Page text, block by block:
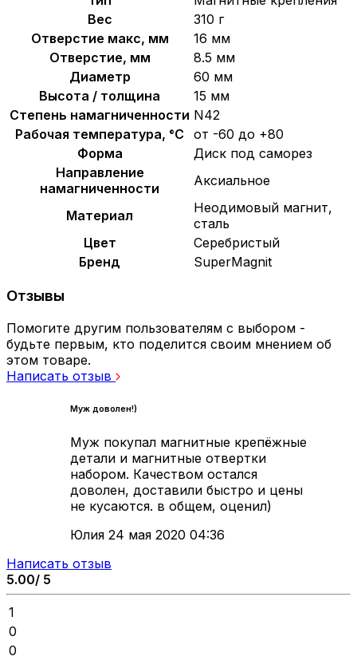
Вес
310 г
Отверстие макс, мм
16 мм
Отверстие, мм
8.5 мм
Диаметр
60 мм
Высота / толщина
15 мм
Степень намагниченности N42
Рабочая температура, °C
от -60 до +80
Форма
Диск под саморез
Направление
намагниченности
Аксиальное
Материал
Неодимовый магнит,
сталь
Цвет
Серебристый
Бренд
SuperMagnit
Отзывы
Помогите другим пользователям с выбором -
будьте первым, кто поделится своим мнением об
этом товаре.
Написать отзыв
Муж доволен!)
Муж покупал магнитные крепёжные
детали и магнитные отвертки
набором. Качеством остался
доволен, доставили быстро и цены
не кусаются. в общем, оценил)
Юлия 24 мая 2020 04:36
Написать отзыв
5.00/ 5
1
0
0